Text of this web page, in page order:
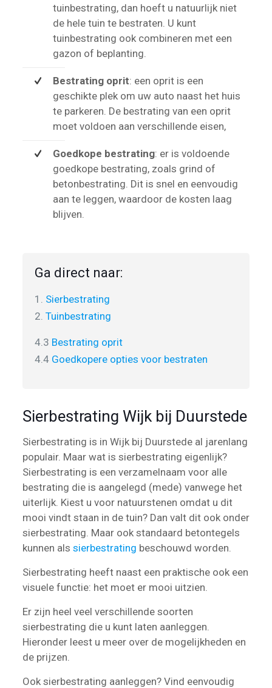
tuinbestrating, dan hoeft u natuurlijk niet
de hele tuin te bestraten. U kunt
tuinbestrating ook combineren met een
gazon of beplanting.
Bestrating oprit: een oprit is een
geschikte plek om uw auto naast het huis
te parkeren. De bestrating van een oprit
moet voldoen aan verschillende eisen,
Goedkope bestrating: er is voldoende
goedkope bestrating, zoals grind of
betonbestrating. Dit is snel en eenvoudig
aan te leggen, waardoor de kosten laag
blijven.
Ga direct naar:
1. Sierbestrating
2. Tuinbestrating
4.3 Bestrating oprit
4.4 Goedkopere opties voor bestraten
Sierbestrating Wijk bij Duurstede
Sierbestrating is in Wijk bij Duurstede al jarenlang
populair. Maar wat is sierbestrating eigenlijk?
Sierbestrating is een verzamelnaam voor alle
bestrating die is aangelegd (mede) vanwege het
uiterlijk. Kiest u voor natuurstenen omdat u dit
mooi vindt staan in de tuin? Dan valt dit ook onder
sierbestrating. Maar ook standaard betontegels
kunnen als sierbestrating beschouwd worden.
Sierbestrating heeft naast een praktische ook een
visuele functie: het moet er mooi uitzien.
Er zijn heel veel verschillende soorten
sierbestrating die u kunt laten aanleggen.
Hieronder leest u meer over de mogelijkheden en
de prijzen.
Ook sierbestrating aanleggen? Vind eenvoudig